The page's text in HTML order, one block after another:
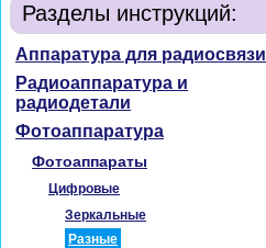
Разделы инструкций:
Аппаратура для радиосвязи
Радиоаппаратура и
радиодетали
Фотоаппаратура
Фотоаппараты
Цифровые
Зеркальные
Разные